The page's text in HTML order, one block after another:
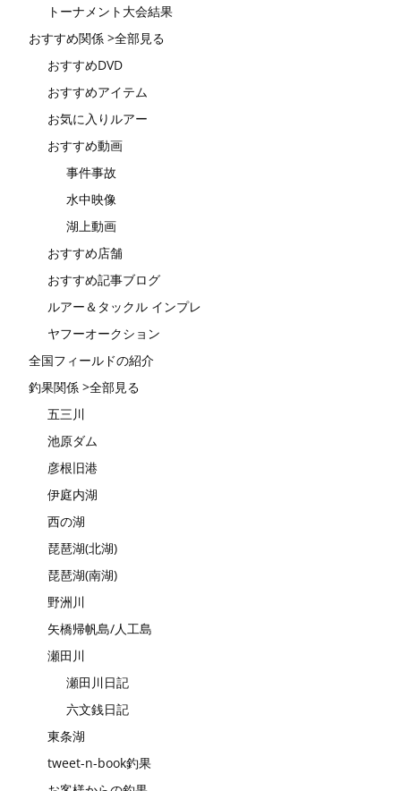
トーナメント大会結果
おすすめ関係 >全部見る
おすすめDVD
おすすめアイテム
お気に入りルアー
おすすめ動画
事件事故
水中映像
湖上動画
おすすめ店舗
おすすめ記事ブログ
ルアー＆タックル インプレ
ヤフーオークション
全国フィールドの紹介
釣果関係 >全部見る
五三川
池原ダム
彦根旧港
伊庭内湖
西の湖
琵琶湖(北湖)
琵琶湖(南湖)
野洲川
矢橋帰帆島/人工島
瀬田川
瀬田川日記
六文銭日記
東条湖
tweet-n-book釣果